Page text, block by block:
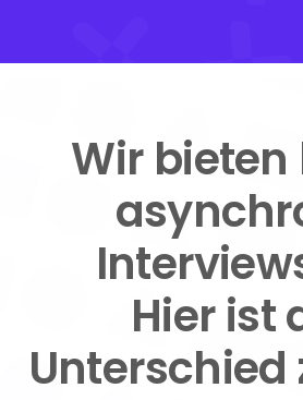
Wir bieten
Hier ist
Unterschied